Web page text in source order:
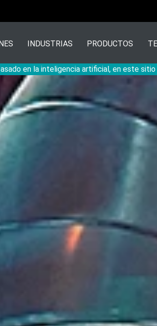
en la inteligencia artificial, en este
INDUSTRIAS PRODUCTOS